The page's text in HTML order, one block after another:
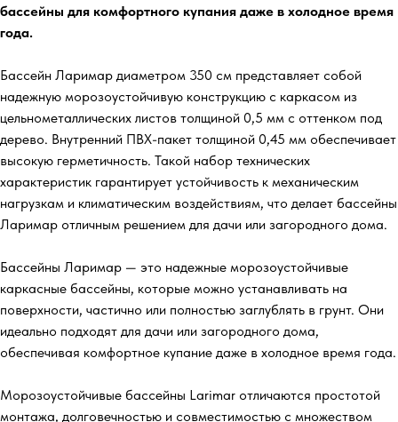
бассейны для комфортного купания даже в холодное время
года.
Бассейн Ларимар диаметром 350 см представляет собой
надежную морозоустойчивую конструкцию с каркасом из
цельнометаллических листов толщиной 0,5 мм с оттенком под
дерево. Внутренний ПВХ-пакет толщиной 0,45 мм обеспечивает
высокую герметичность. Такой набор технических
характеристик гарантирует устойчивость к механическим
нагрузкам и климатическим воздействиям, что делает бассейны
Ларимар отличным решением для дачи или загородного дома.
Бассейны Ларимар — это надежные морозоустойчивые
каркасные бассейны, которые можно устанавливать на
поверхности, частично или полностью заглублять в грунт. Они
идеально подходят для дачи или загородного дома,
обеспечивая комфортное купание даже в холодное время года.
Морозоустойчивые бассейны Larimar отличаются простотой
монтажа, долговечностью и совместимостью с множеством